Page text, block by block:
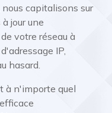
capitalisons sur
jour une
votre réseau à
IP,
hasard.
à n'importe quel